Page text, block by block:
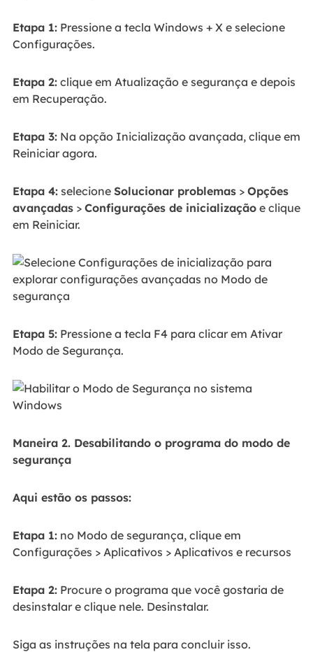
Etapa 1:Pressione a tecla Windows + X e selecione
Configurações.
Etapa 2:clique em Atualização e segurança e depois
em Recuperação.
Etapa 3:Na opção Inicialização avançada, clique em
Reiniciar agora.
Etapa 4:selecione Solucionar problemas> Opções
avançadas> Configurações de inicializaçãoe clique
em Reiniciar.
Etapa 5:Pressione a tecla F4 para clicar em Ativar
Modo de Segurança.
Maneira 2. Desabilitando o programa do modo de
segurança
Aqui estão os passos:
Etapa 1:no Modo de segurança, clique em
Configurações > Aplicativos > Aplicativos e recursos
Etapa 2:Procure o programa que você gostaria de
desinstalar e clique nele. Desinstalar.
Siga as instruções na tela para concluir isso.